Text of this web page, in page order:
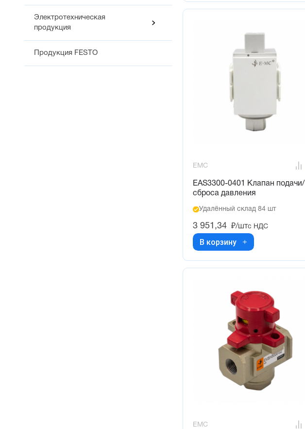
Электротехническая
продукция
Продукция FESTO
EMC
EAS3300-0401 Клапан подачи/
сброса давления
Удалённый склад 84 шт
3 951,34 ₽/штс НДС
В корзину
EMC